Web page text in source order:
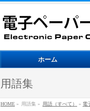
ホーム
用語集
HOME » 用語集 » 用語（すべて） » 電